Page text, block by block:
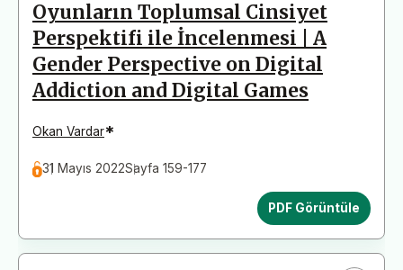
Oyunların Toplumsal Cinsiyet
Perspektifi ile İncelenmesi | A
Gender Perspective on Digital
Addiction and Digital Games
Okan Vardar*
31 Mayıs 2022Sayfa 159-177
PDF Görüntüle